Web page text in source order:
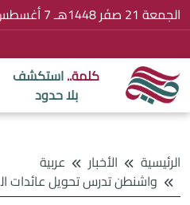
الجمعة 21 صفَر 1448هـ 7 أغسطس 2026
كلمة..استكشف
بلا حدود
الرئيسية الأخبار
عربية
واشنطن تدرس تحويل عائدات الضرائب الفلسطينية لتمويل خطة إعمار غزة